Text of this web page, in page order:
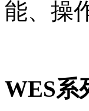
能、操
WES系